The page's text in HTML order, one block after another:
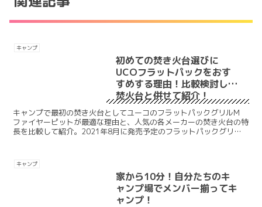
キャンプ
初めての焚き火台選びに
UCOフラットパックをおす
すめする理由！比較検討した
焚火台と併せて紹介！
キャンプで最初の焚き火台としてユーコのフラットパックグリルM
ファイヤーピットが最適な理由と、人気の各メーカーの焚き火台の特
長を比較して紹介。2021年8月に発売予定のフラットパックグリル
びに。
キャンプ
家から10分！自分たちのキ
ャンプ場でメンバー揃ってキ
ャンプ！